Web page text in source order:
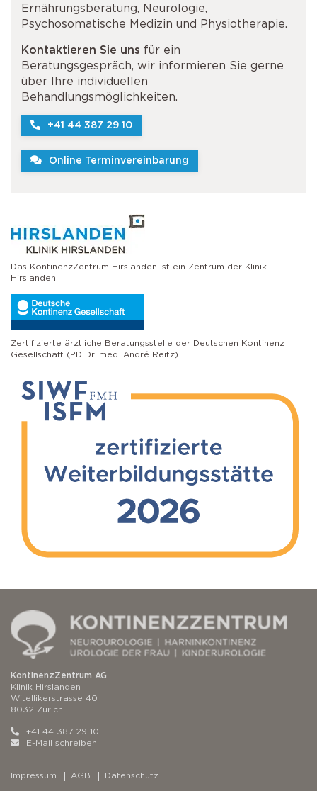
Ernährungsberatung, Neurologie,
Psychosomatische Medizin und Physiotherapie.
Kontaktieren Sie uns für ein
Beratungsgespräch, wir informieren Sie gerne
über Ihre individuellen
Behandlungsmöglichkeiten.
+41 44 387 29 10
Online Terminvereinbarung
Das KontinenzZentrum Hirslanden ist ein Zentrum der Klinik
Hirslanden
Zertifizierte ärztliche Beratungsstelle der Deutschen Kontinenz
Gesellschaft (PD Dr. med. André Reitz)
KontinenzZentrum AG
Klinik Hirslanden
Witellikerstrasse 40
8032 Zürich
+41 44 387 29 10
E-Mail schreiben
Impressum AGB Datenschutz